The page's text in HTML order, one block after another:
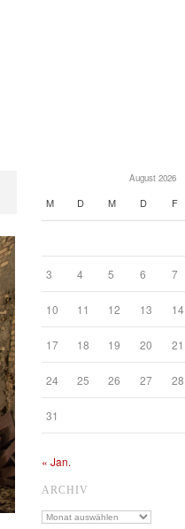
August 2026
M D M D F
3 4 5 6 7
10 11 12 13 14
17 18 19 20 21
24 25 26 27 28
31
« Jan.
ARCHIV
Archiv